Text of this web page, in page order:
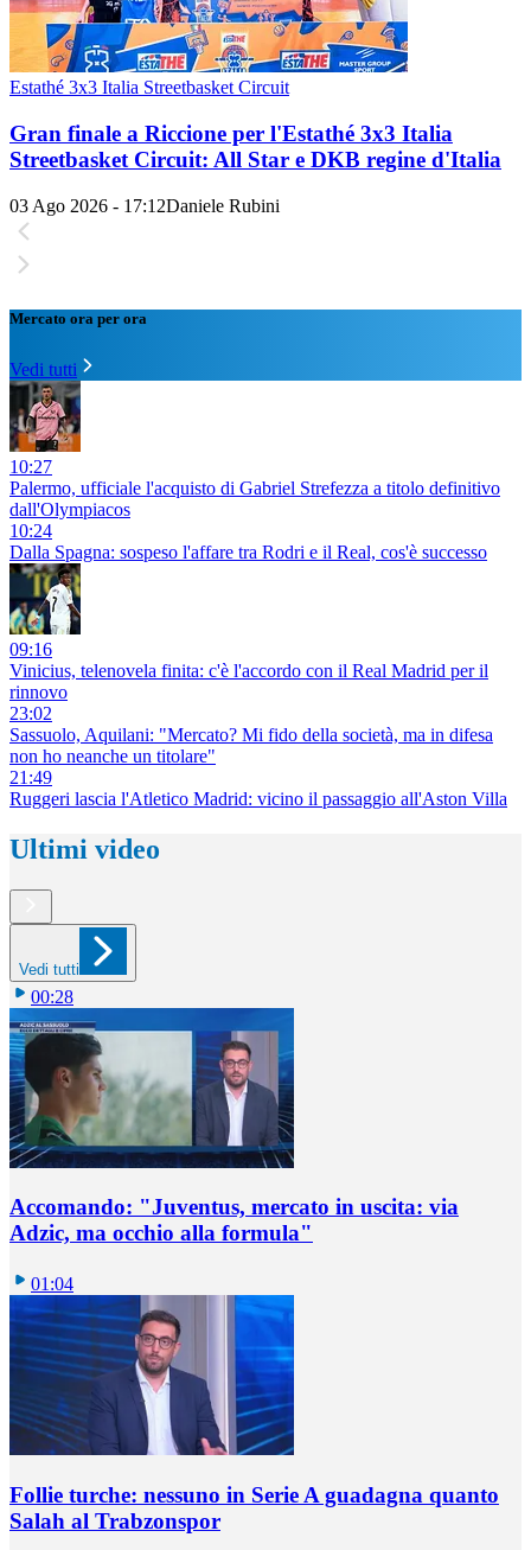
Estathé 3x3 Italia Streetbasket Circuit
Gran finale a Riccione per l'Estathé 3x3 Italia
Streetbasket Circuit: All Star e DKB regine d'Italia
03 Ago 2026 - 17:12Daniele Rubini
Mercato ora per ora
Vedi tutti
10:27
Palermo, ufficiale l'acquisto di Gabriel Strefezza a titolo definitivo
dall'Olympiacos
10:24
Dalla Spagna: sospeso l'affare tra Rodri e il Real, cos'è successo
09:16
Vinicius, telenovela finita: c'è l'accordo con il Real Madrid per il
rinnovo
23:02
Sassuolo, Aquilani: "Mercato? Mi fido della società, ma in difesa
non ho neanche un titolare"
21:49
Ruggeri lascia l'Atletico Madrid: vicino il passaggio all'Aston Villa
Ultimi video
Vedi tutti
00:28
Accomando: "Juventus, mercato in uscita: via
Adzic, ma occhio alla formula"
01:04
Follie turche: nessuno in Serie A guadagna quanto
Salah al Trabzonspor